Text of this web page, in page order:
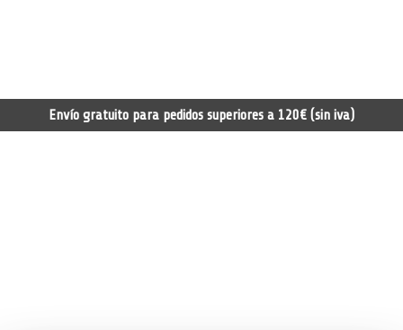
Envío gratuito para pedidos superiores a 120€ (sin iva)